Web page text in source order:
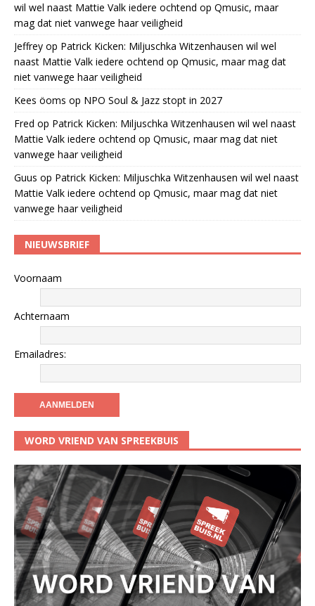
wil wel naast Mattie Valk iedere ochtend op Qmusic, maar
mag dat niet vanwege haar veiligheid
Jeffrey op Patrick Kicken: Miljuschka Witzenhausen wil wel
naast Mattie Valk iedere ochtend op Qmusic, maar mag dat
niet vanwege haar veiligheid
Kees öoms op NPO Soul & Jazz stopt in 2027
Fred op Patrick Kicken: Miljuschka Witzenhausen wil wel naast
Mattie Valk iedere ochtend op Qmusic, maar mag dat niet
vanwege haar veiligheid
Guus op Patrick Kicken: Miljuschka Witzenhausen wil wel naast
Mattie Valk iedere ochtend op Qmusic, maar mag dat niet
vanwege haar veiligheid
NIEUWSBRIEF
Voornaam
Achternaam
Emailadres:
WORD VRIEND VAN SPREEKBUIS